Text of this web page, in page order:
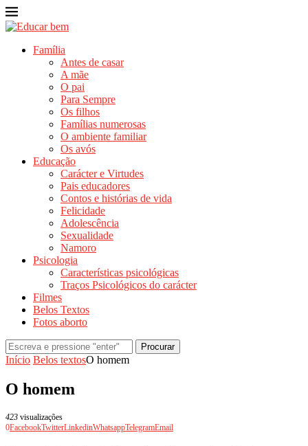
Família
Antes de casar
A mãe
O pai
Para Sempre
Os filhos
Famílias numerosas
O ambiente familiar
Os avós
Educação
Carácter e Virtudes
Pais educadores
Contos e histórias de vida
Felicidade
Adolescência
Sexualidade
Namoro
Psicologia
Características psicológicas
Traços Psicológicos do carácter
Filmes
Belos Textos
Fotos aborto
Procurar
Início Belos textosO homem
O homem
423 visualizações
0FacebookTwitterLinkedinWhatsappTelegramEmail